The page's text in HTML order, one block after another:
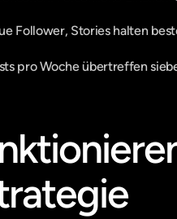
Follower, Stories halten
pro Woche übertreffen